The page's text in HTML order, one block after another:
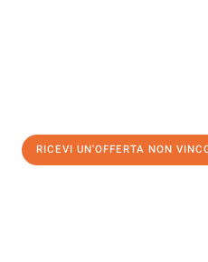
RICEVI UN'OFFERTA NON